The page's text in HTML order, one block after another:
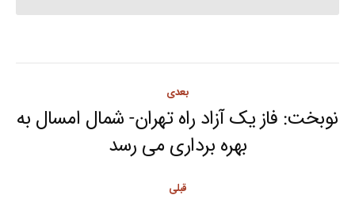
navigation
قبلی
بعدی
Next
post:
نوبخت: فاز یک آزاد راه تهران- شمال امسال به
بهره برداری می رسد